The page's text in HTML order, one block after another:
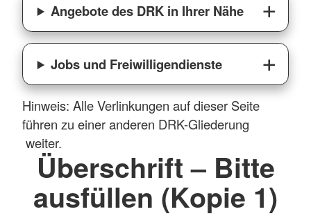
Angebote des DRK in Ihrer Nähe
Jobs und Freiwilligendienste
Hinweis: Alle Verlinkungen auf dieser Seite
führen zu einer anderen DRK-Gliederung
weiter.
Überschrift – Bitte
ausfüllen (Kopie 1)